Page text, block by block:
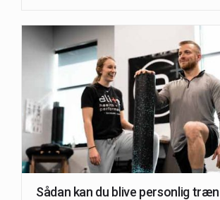
Sådan kan du blive personlig